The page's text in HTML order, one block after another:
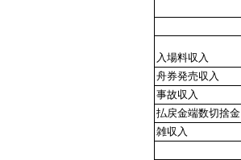
入場料収入
舟券発売収入
事故収入
払戻金端数切捨金
雑収入